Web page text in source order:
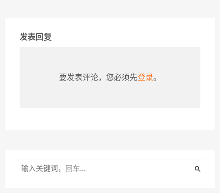
发表回复
要发表评论，您必须先登录。